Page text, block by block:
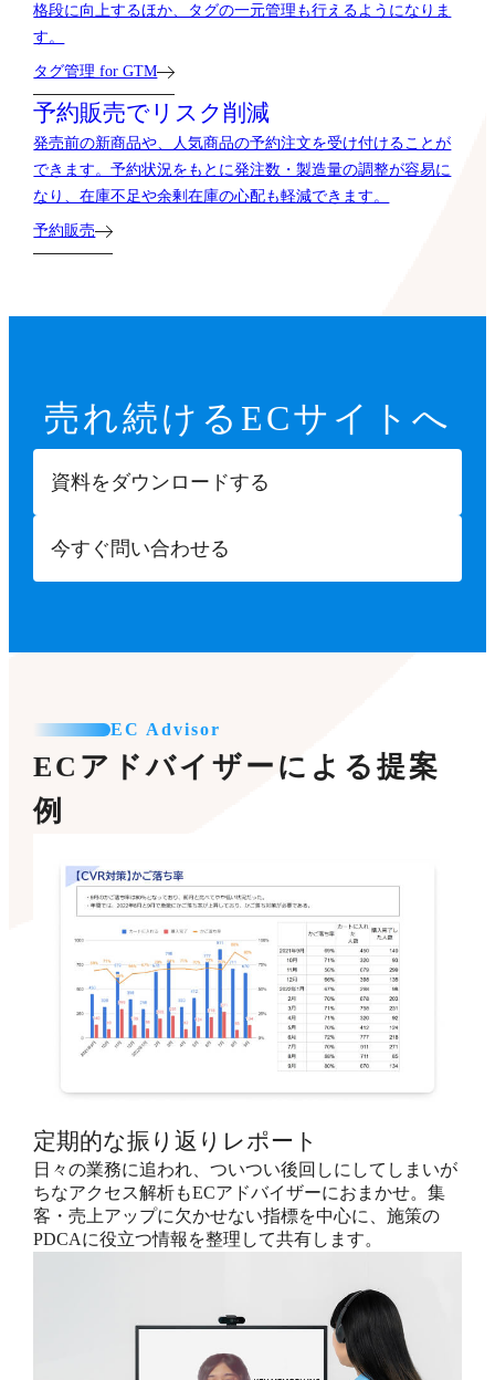
格段に向上するほか、タグの一元管理も行えるようになりま
す。
タグ管理 for GTM
予約販売でリスク削減
発売前の新商品や、人気商品の予約注文を受け付けることが
できます。予約状況をもとに発注数・製造量の調整が容易に
なり、在庫不足や余剰在庫の心配も軽減できます。
予約販売
売れ続ける ECサイトへ
資料をダウンロードする
今すぐ問い合わせる
EC Advisor
ECアドバイザーによる提案
例
定期的な振り返りレポート
日々の業務に追われ、ついつい後回しにしてしまいが
ちなアクセス解析もECアドバイザーにおまかせ。集
客・売上アップに欠かせない指標を中心に、施策の
PDCAに役立つ情報を整理して共有します。